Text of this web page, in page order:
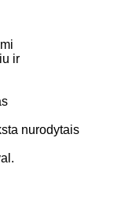
ir
nurodytais